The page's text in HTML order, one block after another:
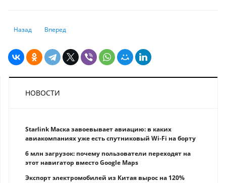
Предыдущий: Только 20% осуждённых за преступления детей
Назад Следующий: Почему в Казахстане резко упали показатели
Вперед
НОВОСТИ
Starlink Маска завоевывает авиацию: в каких
авиакомпаниях уже есть спутниковый Wi-Fi на борту
6 млн загрузок: почему пользователи переходят на
этот навигатор вместо Google Maps
Экспорт электромобилей из Китая вырос на 120%